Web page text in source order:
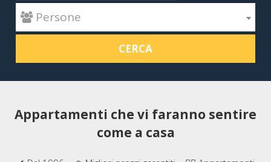
 Persone
CERCA
Appartamenti che vi faranno sentire
come a casa